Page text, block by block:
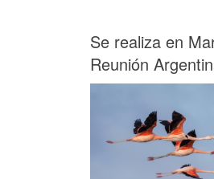
Se realiza en
Reunión